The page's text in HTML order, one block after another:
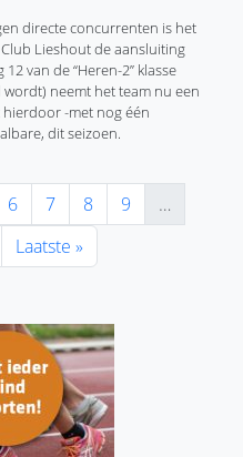
directe concurrenten is het
Lieshout de aansluiting
van de “Heren-2” klasse
neemt het team nu een
-met nog één
dit seizoen.
Club Lieshout boekt nipte
Pagina
6 Pagina
7 Pagina
8 Pagina
9
…
Laatste pagina
Laatste »